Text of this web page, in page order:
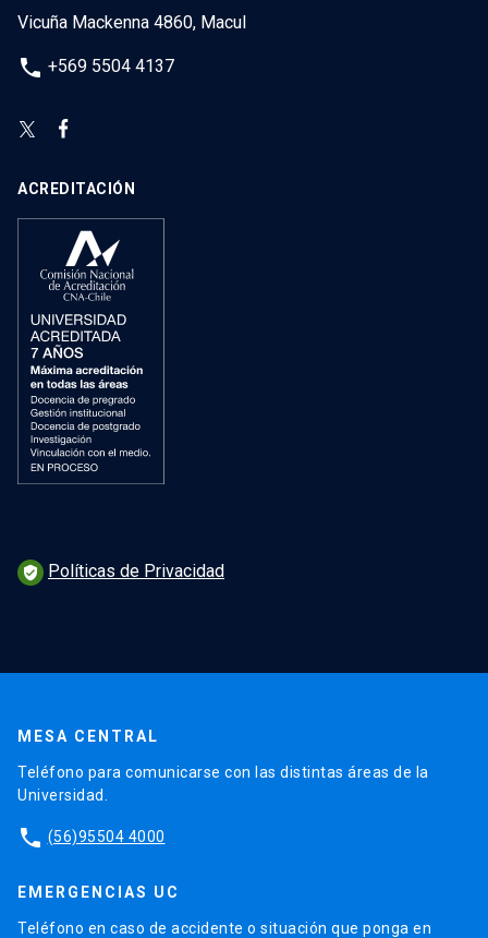
Vicuña Mackenna 4860, Macul
phone +569 5504 4137
ACREDITACIÓN
verified_user Políticas de Privacidad
MESA CENTRAL
Teléfono para comunicarse con las distintas áreas de la
Universidad.
phone (56)95504 4000
EMERGENCIAS UC
Teléfono en caso de accidente o situación que ponga en